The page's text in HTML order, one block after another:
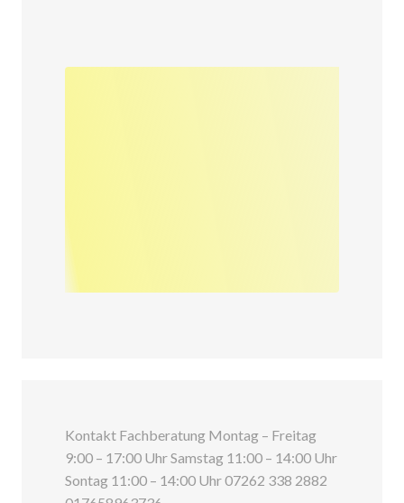
Kontakt Fachberatung Montag – Freitag
9:00 – 17:00 Uhr Samstag 11:00 – 14:00 Uhr
Sontag 11:00 – 14:00 Uhr 07262 338 2882